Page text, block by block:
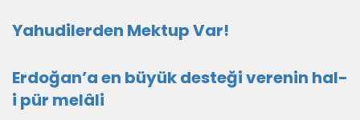
Yahudilerden Mektup Var!
Erdoğan’a en büyük desteği verenin hal-
i pür melâli